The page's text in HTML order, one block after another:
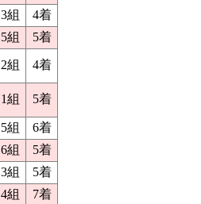
3組
4着
5組 5着
2組 4着
1組 5着
5組
6着
6組
5着
3組
5着
4組
7着